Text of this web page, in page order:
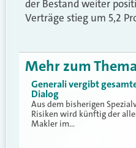
der Bestand weiter
Verträge stieg um 5,2
Mehr zum Thema
Generali vergibt
Dialog
Aus dem bisherigen
Risiken wird künftig der
Makler im…